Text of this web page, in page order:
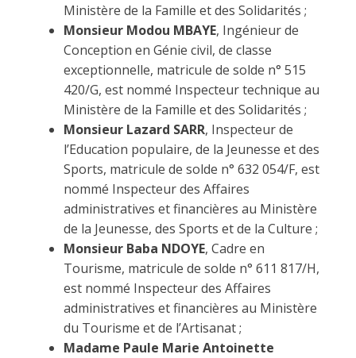
Ministère de la Famille et des Solidarités ;
Monsieur Modou MBAYE, Ingénieur de
Conception en Génie civil, de classe
exceptionnelle, matricule de solde n° 515
420/G, est nommé Inspecteur technique au
Ministère de la Famille et des Solidarités ;
Monsieur Lazard SARR, Inspecteur de
l’Education populaire, de la Jeunesse et des
Sports, matricule de solde n° 632 054/F, est
nommé Inspecteur des Affaires
administratives et financières au Ministère
de la Jeunesse, des Sports et de la Culture ;
Monsieur Baba NDOYE, Cadre en
Tourisme, matricule de solde n° 611 817/H,
est nommé Inspecteur des Affaires
administratives et financières au Ministère
du Tourisme et de l’Artisanat ;
Madame Paule Marie Antoinette